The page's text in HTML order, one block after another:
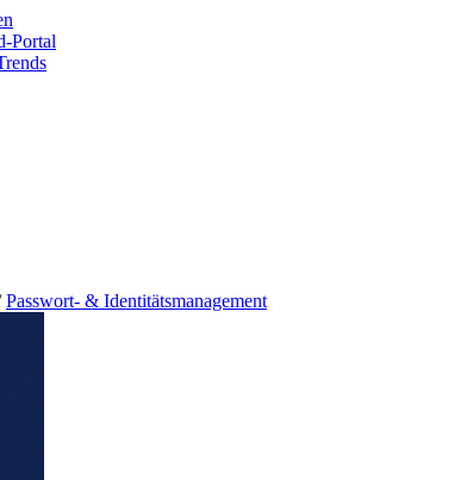
Portal
Passwort- & Identitätsmanagement